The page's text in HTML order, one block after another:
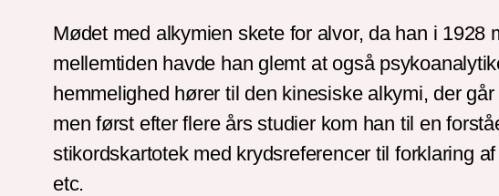
Mødet med alkymien skete for alvor, da han i
mellemtiden havde han glemt at også
hemmelighed hører til den kinesiske alkymi, der
men først efter flere års studier kom han til en
stikordskartotek med krydsreferencer til forklaring
etc.